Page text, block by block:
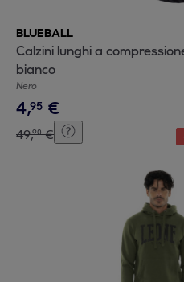
BLUEBALL
Calzini lunghi a
bianco
Nero
4,95 €
49,90 €